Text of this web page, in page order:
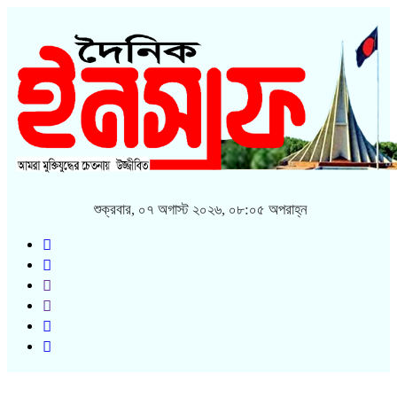
শুক্রবার, ০৭ অগাস্ট ২০২৬, ০৮:০৫ অপরাহ্ন